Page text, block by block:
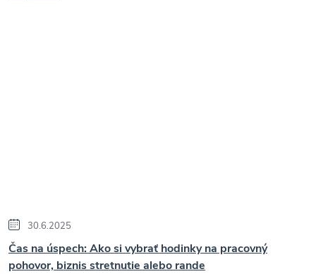
30.6.2025
Čas na úspech: Ako si vybrať hodinky na pracovný
pohovor, biznis stretnutie alebo rande